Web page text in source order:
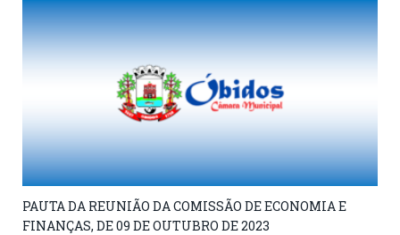
PAUTA DA REUNIÃO DA COMISSÃO DE ECONOMIA E
FINANÇAS, DE 09 DE OUTUBRO DE 2023